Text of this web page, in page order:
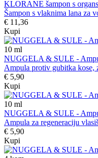
KLORANE šampon s
Šampon s vlaknima lana za
€ 11,36
Kupi
10 ml
NUGGELA & SULE -
Ampula protiv gubitka kose,
€ 5,90
Kupi
10 ml
NUGGELA & SULE -
Ampula za regeneraciju
€ 5,90
Kupi